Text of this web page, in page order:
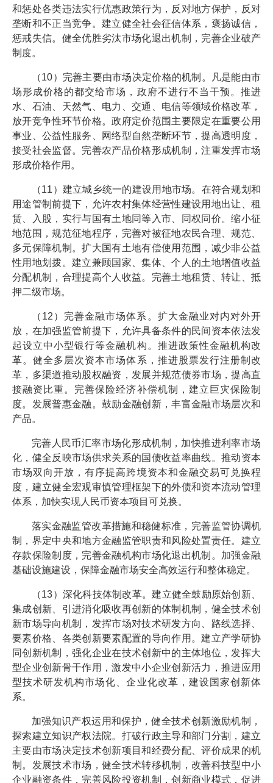
和惩处各类违法实行优惠政策行为，反对地方保护，反对
垄断和不正当竞争。建立健全社会征信体系，褒扬诚信，
惩戒失信。健全优胜劣汰市场化退出机制，完善企业破产
制度。
（10）完善主要由市场决定价格的机制。凡是能由市
场形成价格的都交给市场，政府不进行不当干预。推进
水、石油、天然气、电力、交通、电信等领域价格改革，
放开竞争性环节价格。政府定价范围主要限定在重要公用
事业、公益性服务、网络型自然垄断环节，提高透明度，
接受社会监督。完善农产品价格形成机制，注重发挥市场
形成价格作用。
（11）建立城乡统一的建设用地市场。在符合规划和
用途管制前提下，允许农村集体经营性建设用地出让、租
赁、入股，实行与国有土地同等入市、同权同价。缩小征
地范围，规范征地程序，完善对被征地农民合理、规范、
多元保障机制。扩大国有土地有偿使用范围，减少非公益
性用地划拨。建立兼顾国家、集体、个人的土地增值收益
分配机制，合理提高个人收益。完善土地租赁、转让、抵
押二级市场。
（12）完善金融市场体系。扩大金融业对内对外开
放，在加强监管前提下，允许具备条件的民间资本依法发
起设立中小型银行等金融机构。推进政策性金融机构改
革。健全多层次资本市场体系，推进股票发行注册制改
革，多渠道推动股权融资，发展并规范债券市场，提高直
接融资比重。完善保险经济补偿机制，建立巨灾保险制
度。发展普惠金融。鼓励金融创新，丰富金融市场层次和
产品。
完善人民币汇率市场化形成机制，加快推进利率市场
化，健全反映市场供求关系的国债收益率曲线。推动资本
市场双向开放，有序提高跨境资本和金融交易可兑换程
度，建立健全宏观审慎管理框架下的外债和资本流动管理
体系，加快实现人民币资本项目可兑换。
落实金融监管改革措施和稳健标准，完善监管协调机
制，界定中央和地方金融监管职责和风险处置责任。建立
存款保险制度，完善金融机构市场化退出机制。加强金融
基础设施建设，保障金融市场安全高效运行和整体稳定。
（13）深化科技体制改革。建立健全鼓励原始创新、
集成创新、引进消化吸收再创新的体制机制，健全技术创
新市场导向机制，发挥市场对技术研发方向、路线选择、
要素价格、各类创新要素配置的导向作用。建立产学研协
同创新机制，强化企业在技术创新中的主体地位，发挥大
型企业创新骨干作用，激发中小企业创新活力，推进应用
型技术研发机构市场化、企业化改革，建设国家创新体
系。
加强知识产权运用和保护，健全技术创新激励机制，
探索建立知识产权法院。打破行政主导和部门分割，建立
主要由市场决定技术创新项目和经费分配、评价成果的机
制。发展技术市场，健全技术转移机制，改善科技型中小
企业融资条件，完善风险投资机制，创新商业模式，促进